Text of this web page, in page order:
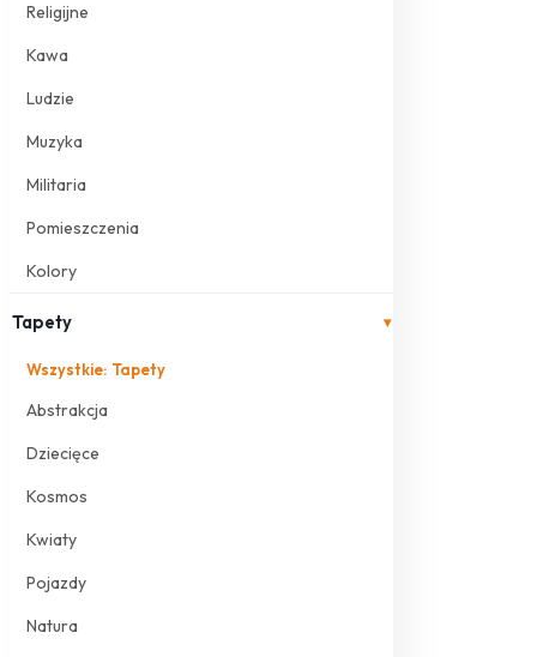
Religijne
Kawa
Ludzie
Muzyka
Militaria
Pomieszczenia
Kolory
Tapety ▾
Wszystkie: Tapety
Abstrakcja
Dziecięce
Kosmos
Kwiaty
Pojazdy
Natura